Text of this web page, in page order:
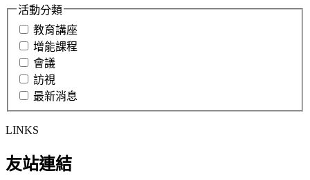
活動分類
教育講座
增能課程
會議
訪視
最新消息
LINKS
友站連結